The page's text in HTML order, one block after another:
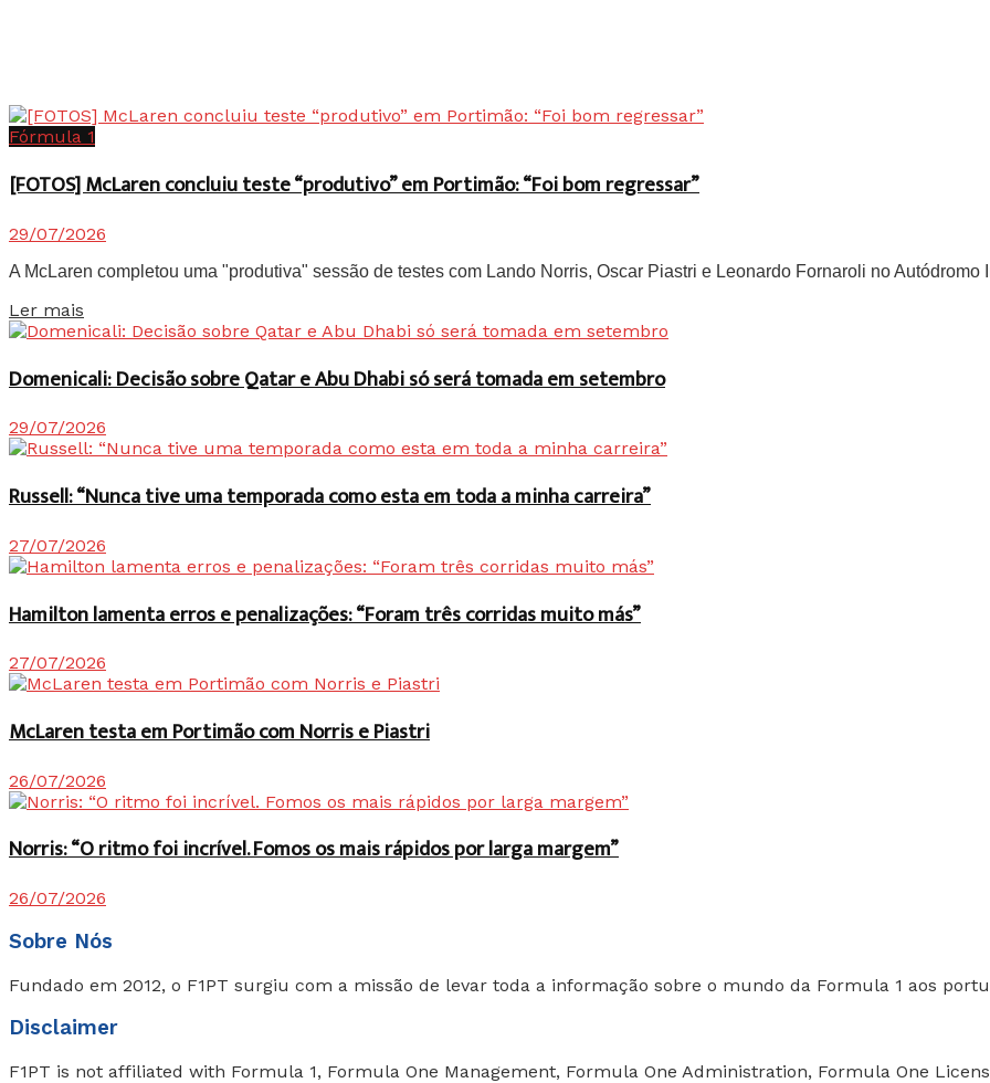
Fórmula 1
[FOTOS] McLaren concluiu teste “produtivo” em Portimão: “Foi bom regressar”
29/07/2026
A McLaren completou uma "produtiva" sessão de testes com Lando Norris, Oscar Piastri e Leonardo Fornaroli no Autódromo
Ler mais
Domenicali: Decisão sobre Qatar e Abu Dhabi só será tomada em setembro
29/07/2026
Russell: “Nunca tive uma temporada como esta em toda a minha carreira”
27/07/2026
Hamilton lamenta erros e penalizações: “Foram três corridas muito más”
27/07/2026
McLaren testa em Portimão com Norris e Piastri
26/07/2026
Norris: “O ritmo foi incrível. Fomos os mais rápidos por larga margem”
26/07/2026
Sobre Nós
Fundado em 2012, o F1PT surgiu com a missão de levar toda a informação sobre o mundo da Formula 1 aos
Disclaimer
F1PT is not affiliated with Formula 1, Formula One Management, Formula One Administration, Formula One